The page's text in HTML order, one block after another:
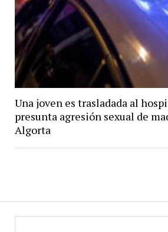
Una joven es trasladada al
presunta agresión sexual de
Algorta